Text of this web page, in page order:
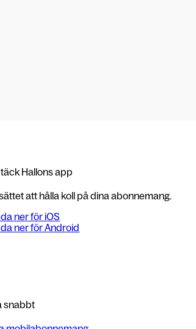
Hallons app
att hålla koll på dina abonnemang.
ner för iOS
ner för Android
snabbt